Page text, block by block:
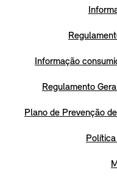
Informação
Regulamento
Plano de Prevenção